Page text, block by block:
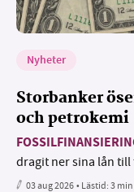
Nyheter
Storbanker
och petrokemi
dragit ner sina lån till
03 aug 2026• Lästid:3 min